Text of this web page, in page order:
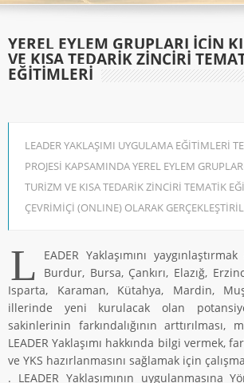
YEREL EYLEM GRUPLARI İÇİN
VE KISA TEDARİK ZİNCİRİ
EĞİTİMLERİ
LEADER YAKLAŞIMI UYGULAMA EĞİTİMLERİ
PROJESİ KAPSAMINDA YEREL EYLEM
TURİZM VE KISA TEDARİK ZİNCİRİ TEMATİK
ÇEVRİMİÇİ (ONLINE) OLARAK
L
EADER Yaklaşımını
Burdur, Bursa, Çankırı, Elazığ,
Isparta, Karaman, Kütahya, Mardin,
illerinde yeni kurulacak olan
sakinlerinin farkındalığının arttırılması,
LEADER Yaklaşımı hakkında bilgi vermek,
ve YKS hazırlanmasını sağlamak için
. LEADER Yaklaşımının uygulanmasına